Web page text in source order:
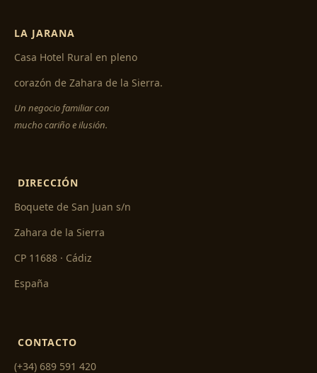
LA JARANA
Casa Hotel Rural en pleno
corazón de Zahara de la Sierra.
Un negocio familiar con
mucho cariño e ilusión.
DIRECCIÓN
Boquete de San Juan s/n
Zahara de la Sierra
CP 11688 · Cádiz
España
CONTACTO
(+34) 689 591 420